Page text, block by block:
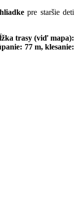
pre staršie deti
trasy (viď mapa):
77 m, klesanie: